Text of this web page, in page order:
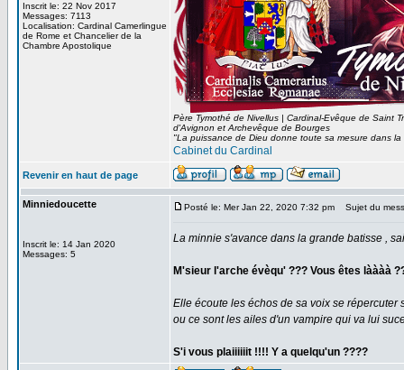
Inscrit le: 22 Nov 2017
Messages: 7113
Localisation: Cardinal Camerlingue
de Rome et Chancelier de la
Chambre Apostolique
Père Tymothé de Nivellus | Cardinal-Evêque de Saint
d'Avignon et Archevêque de Bourges
"La puissance de Dieu donne toute sa mesure dans la
Cabinet du Cardinal
Revenir en haut de page
Minniedoucette
Inscrit le: 14 Jan 2020
Messages: 5
Posté le: Mer Jan 22, 2020 7:32 pm Sujet du
La minnie s'avance dans la grande batisse ,
M'sieur l'arche évèqu' ??? Vous êtes làààà
Elle écoute les échos de sa voix se
ou ce sont les ailes d'un vampire qui va lui
S'i vous plaiiiiiit !!!! Y a quelqu'un ????